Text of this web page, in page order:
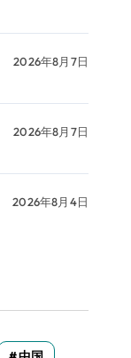
2026年8月7日
2026年8月7日
2026年8月4日